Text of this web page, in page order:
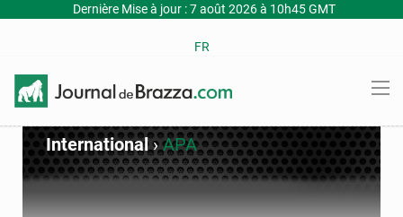
Dernière Mise à jour : 7 août 2026 à 10h45 GMT
FR
International›APA